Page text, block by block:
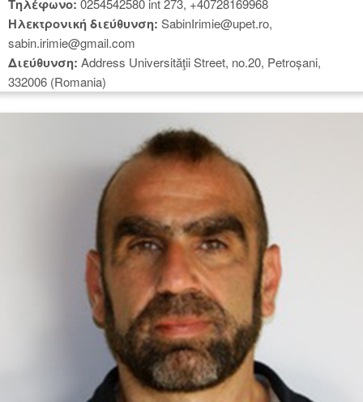
Tηλέφωνο: 0254542580 int 273, +40728169968
Hλεκτρονική διεύθυνση: SabinIrimie@upet.ro,
sabin.irimie@gmail.com
Διεύθυνση: Address Universităţii Street, no.20, Petroșani,
332006 (Romania)